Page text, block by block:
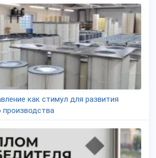
как стимул для развития
производства